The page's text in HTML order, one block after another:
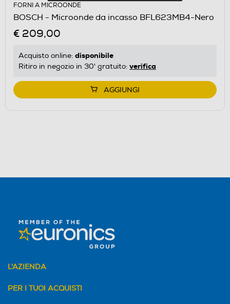
FORNI A MICROONDE
BOSCH - Microonde da incasso BFL623MB4-Nero
€ 209,00
Acquisto online: disponibile
Ritiro in negozio in 30' gratuito: verifica
AGGIUNGI
L'AZIENDA
PER I TUOI ACQUISTI